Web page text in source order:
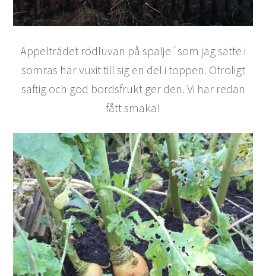
Äppelträdet rödluvan på spalje´som jag satte i
somras har vuxit till sig en del i toppen. Otroligt
saftig och god bordsfrukt ger den. Vi har redan
fått smaka!